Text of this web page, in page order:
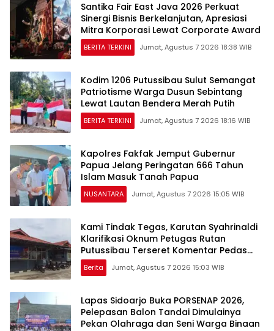
Santika Fair East Java 2026 Perkuat
Sinergi Bisnis Berkelanjutan, Apresiasi
Mitra Korporasi Lewat Corporate Award
BERITA TERKINI Jumat, Agustus 7 2026 18:38 WIB
Kodim 1206 Putussibau Sulut Semangat
Patriotisme Warga Dusun Sebintang
Lewat Lautan Bendera Merah Putih
BERITA TERKINI Jumat, Agustus 7 2026 18:16 WIB
Kapolres Fakfak Jemput Gubernur
Papua Jelang Peringatan 666 Tahun
Islam Masuk Tanah Papua
NUSANTARA Jumat, Agustus 7 2026 15:05 WIB
Kami Tindak Tegas, Karutan Syahrinaldi
Klarifikasi Oknum Petugas Rutan
Putussibau Terseret Komentar Pedas
Kasus Pasien BPJS
Berita Jumat, Agustus 7 2026 15:03 WIB
Lapas Sidoarjo Buka PORSENAP 2026,
Pelepasan Balon Tandai Dimulainya
Pekan Olahraga dan Seni Warga Binaan